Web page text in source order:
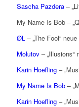
Sascha Pazdera–
My Name Is Bob –
ØL– „The Fool“
Molutov– „Illusions“
Karin Hoefling–
My Name Is Bob–
Karin Hoefling–